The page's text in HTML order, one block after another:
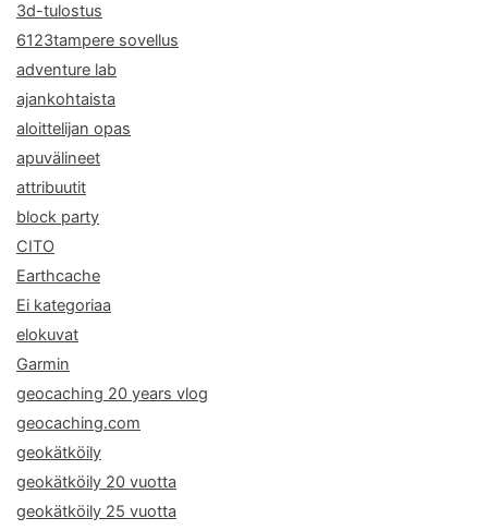
3d-tulostus
6123tampere sovellus
adventure lab
ajankohtaista
aloittelijan opas
apuvälineet
attribuutit
block party
CITO
Earthcache
Ei kategoriaa
elokuvat
Garmin
geocaching 20 years vlog
geocaching.com
geokätköily
geokätköily 20 vuotta
geokätköily 25 vuotta